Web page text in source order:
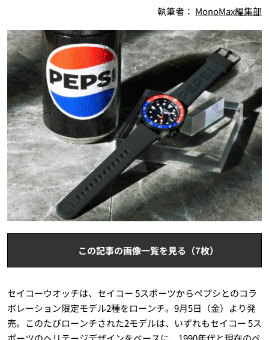
執筆者： MonoMax編集部
この記事の画像一覧を見る（7枚）
セイコーウオッチは、セイコー 5スポーツからペプシとのコラ
ボレーション限定モデル2種をローンチ。9月5日（金）より発
売。このたびローンチされた2モデルは、いずれもセイコー 5ス